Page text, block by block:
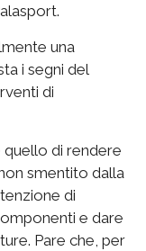
una
i segni del
di
di rendere
smentito dalla
di
e dare
Pare che, per